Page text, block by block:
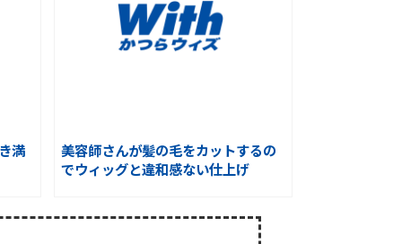
満
美容師さんが髪の毛をカットするの
でウィッグと違和感ない仕上げ